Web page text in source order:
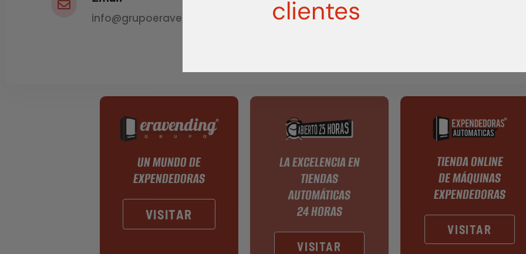
info@grupoeravending.com
ACEPTO LA
UN MUNDO DE
EXPENDEDORAS
VISITAR
LA EXCELENCIA EN
TIENDAS
AUTOMÁTICAS
24 HORAS
VISITAR
TIENDA ONLINE
DE MÁQUINAS
EXPENDEDORAS
VISITAR
clientes